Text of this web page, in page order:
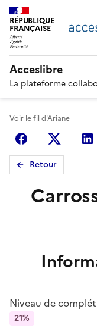
RÉPUBLIQUE
FRANÇAISE
Acceslibre
La plateforme
Voir le fil d'Ariane
FacebookX
Retour
Niveau de
21%